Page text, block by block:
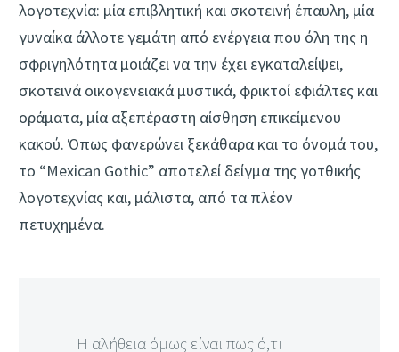
λογοτεχνία: μία επιβλητική και σκοτεινή έπαυλη, μία
γυναίκα άλλοτε γεμάτη από ενέργεια που όλη της η
σφριγηλότητα μοιάζει να την έχει εγκαταλείψει,
σκοτεινά οικογενειακά μυστικά, φρικτοί εφιάλτες και
οράματα, μία αξεπέραστη αίσθηση επικείμενου
κακού. Όπως φανερώνει ξεκάθαρα και το όνομά του,
το “Mexican Gothic” αποτελεί δείγμα της γοτθικής
λογοτεχνίας και, μάλιστα, από τα πλέον
πετυχημένα.
Η αλήθεια όμως είναι πως ό,τι